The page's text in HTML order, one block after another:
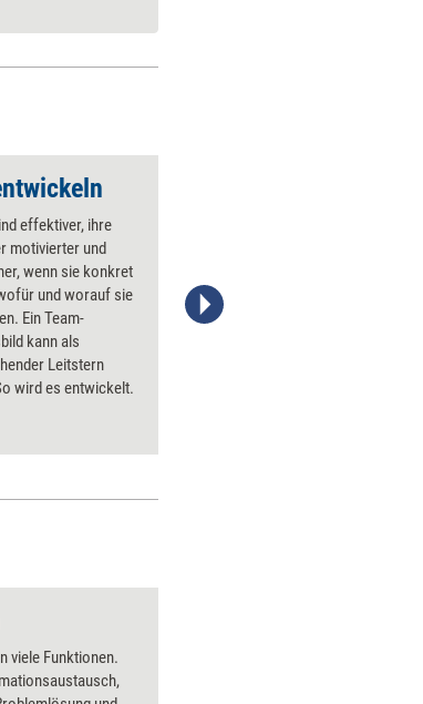
effektiver, ihre
motivierter und
wenn sie konkret
und worauf sie
Ein Team-
kann als
Leitstern
wird es entwickelt.
Stefanie Diers/trainerkoffer.de
viele Funktionen.